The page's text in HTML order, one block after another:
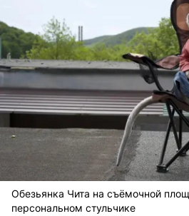
Обезьянка Чита на съёмочной
персональном стульчике